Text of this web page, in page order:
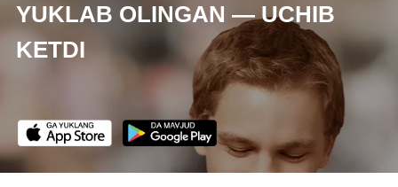
YUKLAB OLINGAN — UCHIB
KETDI